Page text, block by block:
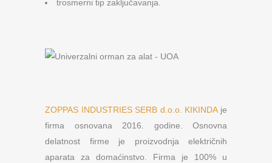
trosmerni tip zaključavanja.
ZOPPAS INDUSTRIES SERB d.o.o. KIKINDAje
firma osnovana 2016. godine. Osnovna
delatnost firme je proizvodnja električnih
aparata za domaćinstvo. Firma je 100% u